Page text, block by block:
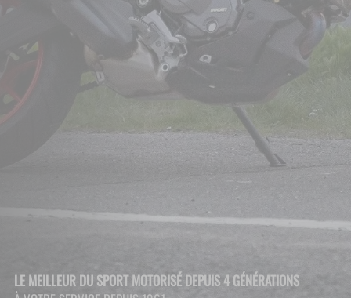
LE MEILLEUR DU SPORT MOTORISÉ DEPUIS 4 GÉNÉRATIONS